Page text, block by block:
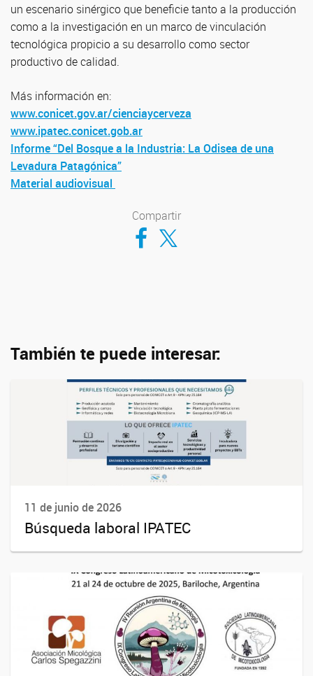
un escenario sinérgico que beneficie tanto a la producción
como a la investigación en un marco de vinculación
tecnológica propicio a su desarrollo como sector
productivo de calidad.
Más información en:
www.conicet.gov.ar/cienciaycerveza
www.ipatec.conicet.gob.ar
Informe “Del Bosque a la Industria: La Odisea de una
Levadura Patagónica”
Material audiovisual
Compartir
Compartir en Facebook
Compartir en Twitter
También te puede interesar:
11 de junio de 2026
Búsqueda laboral IPATEC